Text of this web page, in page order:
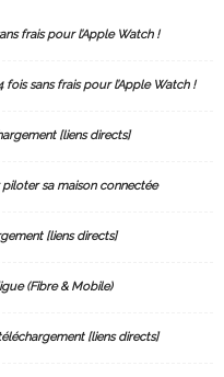
frais pour l’Apple Watch !
fois sans frais pour l’Apple Watch !
[liens directs]
sa maison connectée
[liens directs]
(Fibre & Mobile)
[liens directs]